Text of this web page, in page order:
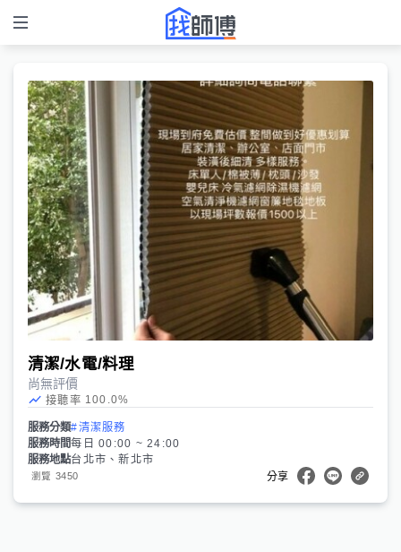
清潔/水電/料理
尚無評價
接聽率 100.0%
服務分類#清潔服務
服務時間每日 00:00 ~ 24:00
服務地點台北市、新北市
瀏覽 3450 分享